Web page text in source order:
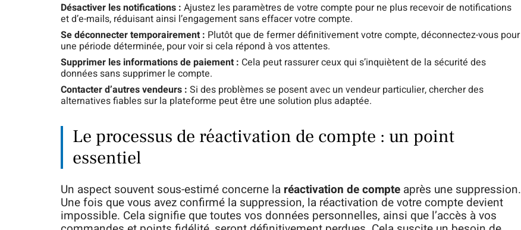
Désactiver les notifications : Ajustez les paramètres de votre compte pour ne plus recevoir de notifications
et d’e-mails, réduisant ainsi l’engagement sans effacer votre compte.
Se déconnecter temporairement : Plutôt que de fermer définitivement votre compte, déconnectez-vous pour
une période déterminée, pour voir si cela répond à vos attentes.
Supprimer les informations de paiement : Cela peut rassurer ceux qui s’inquiètent de la sécurité des
données sans supprimer le compte.
Contacter d’autres vendeurs : Si des problèmes se posent avec un vendeur particulier, chercher des
alternatives fiables sur la plateforme peut être une solution plus adaptée.
Le processus de réactivation de compte : un point
essentiel
Un aspect souvent sous-estimé concerne la réactivation de compte après une suppression.
Une fois que vous avez confirmé la suppression, la réactivation de votre compte devient
impossible. Cela signifie que toutes vos données personnelles, ainsi que l’accès à vos